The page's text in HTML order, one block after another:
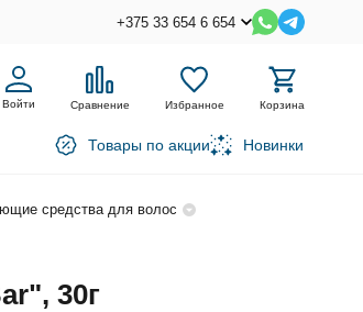
+375 33 654 6 654
Войти Сравнение Избранное Корзина
Товары по акции Новинки
средства для волос
30г